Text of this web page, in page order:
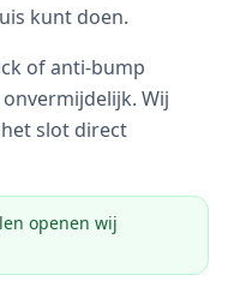
kunt doen.
of anti-bump
Wij
slot direct
openen wij